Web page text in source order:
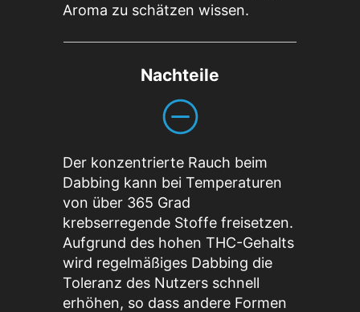
Aroma zu schätzen wissen.
Nachteile
Der konzentrierte Rauch beim
Dabbing kann bei Temperaturen
von über 365 Grad
krebserregende Stoffe freisetzen.
Aufgrund des hohen THC-Gehalts
wird regelmäßiges Dabbing die
Toleranz des Nutzers schnell
erhöhen, so dass andere Formen